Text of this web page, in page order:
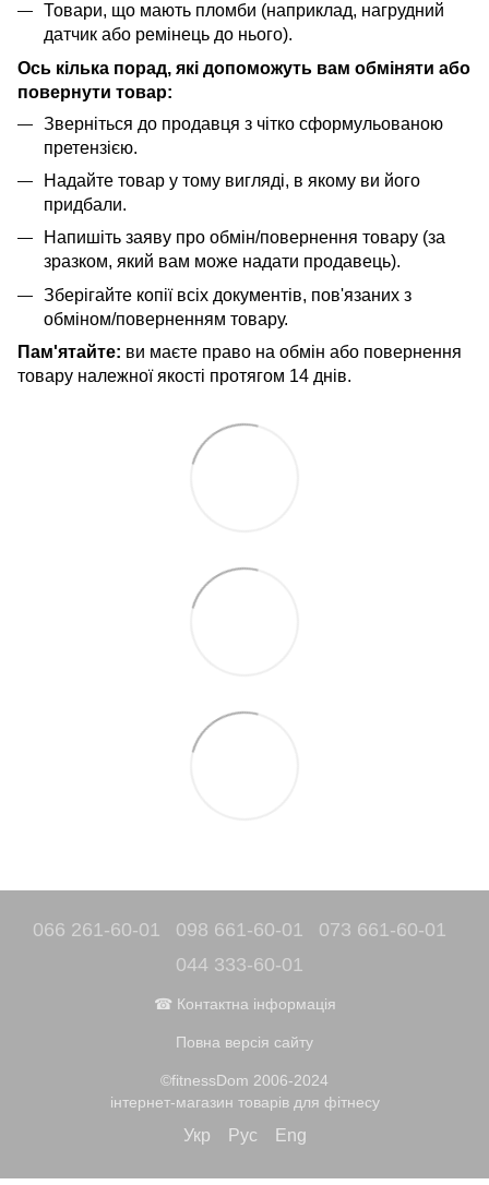
Товари, що мають пломби (наприклад, нагрудний
датчик або ремінець до нього).
Ось кілька порад, які допоможуть вам обміняти або
повернути товар:
Зверніться до продавця з чітко сформульованою
претензією.
Надайте товар у тому вигляді, в якому ви його
придбали.
Напишіть заяву про обмін/повернення товару (за
зразком, який вам може надати продавець).
Зберігайте копії всіх документів, пов'язаних з
обміном/поверненням товару.
Пам'ятайте: ви маєте право на обмін або повернення
товару належної якості протягом 14 днів.
066 261-60-01 098 661-60-01
073 661-60-01
044 333-60-01
☎ Контактна інформація
Повна версія сайту
©fitnessDom 2006-2024
інтернет-магазин товарів для фітнесу
Укр Рус Eng